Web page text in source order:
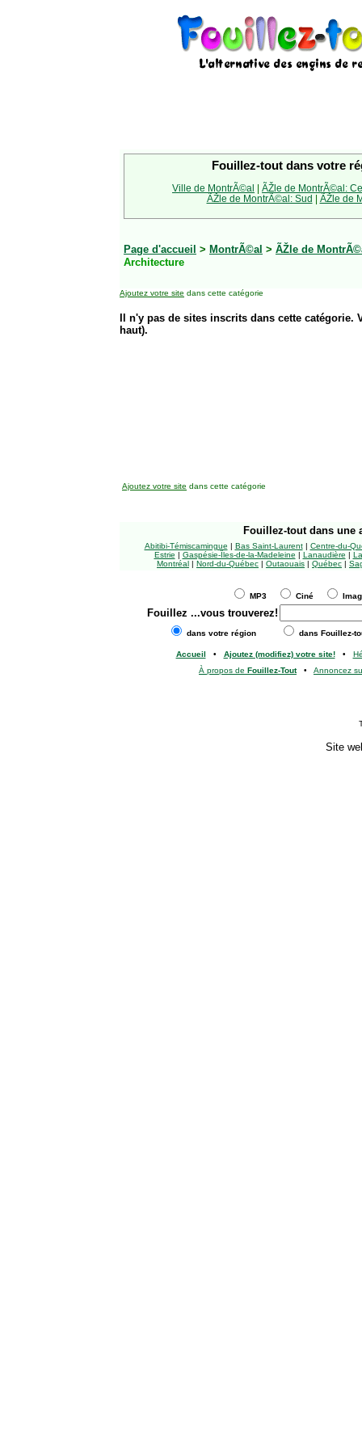
Fouillez-tout dans votre
Ville de MontrÃ©al | ÃŽle de MontrÃ©al:
ÃŽle de MontrÃ©al: Sud | ÃŽle de
Page d'accueil > MontrÃ©al > ÃŽle de
Architecture
Ajoutez votre site dans cette catégorie
Il n'y pas de sites inscrits dans cette
haut).
Ajoutez votre site dans cette catégorie
Fouillez-tout dans une
Abitibi-Témiscamingue | Bas Saint-Laurent| Centre-du-
Estrie | Gaspésie-Îles-de-la-Madeleine | Lanaudière |
Montréal | Nord-du-Québec | Outaouais | Québec |
MP3 Ciné
Fouillez ...vous trouverez!
dans votre région dans Fouillez-
Accueil • Ajoutez (modifiez) votre site!•
À propos de Fouillez-Tout• Annoncez
Site